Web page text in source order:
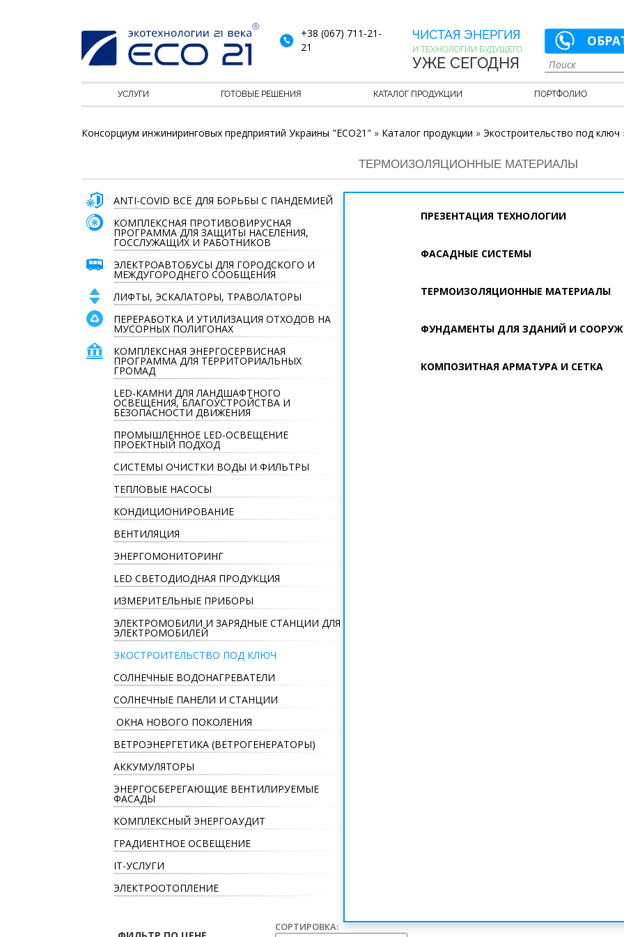
+38 (067) 711-21-
21
ЧИСТАЯ ЭНЕРГИЯ
И ТЕХНОЛОГИИ БУДУЩЕГО
УЖЕ СЕГОДНЯ
УСЛУГИ ГОТОВЫЕ РЕШЕНИЯ КАТАЛОГ ПРОДУКЦИИ ПОРТФОЛИО
Консорциум инжиниринговых предприятий Украины "ECO21" » Каталог продукции » Экостроительство под ключ
ТЕРМОИЗОЛЯЦИОННЫЕ МАТЕРИАЛЫ
ANTI-COVID ВСЁ ДЛЯ БОРЬБЫ С ПАНДЕМИЕЙ
КОМПЛЕКСНАЯ ПРОТИВОВИРУСНАЯ
ПРОГРАММА ДЛЯ ЗАЩИТЫ НАСЕЛЕНИЯ,
ГОССЛУЖАЩИХ И РАБОТНИКОВ
ЭЛЕКТРОАВТОБУСЫ ДЛЯ ГОРОДСКОГО И
МЕЖДУГОРОДНЕГО СООБЩЕНИЯ
ЛИФТЫ, ЭСКАЛАТОРЫ, ТРАВОЛАТОРЫ
ПЕРЕРАБОТКА И УТИЛИЗАЦИЯ ОТХОДОВ НА
МУСОРНЫХ ПОЛИГОНАХ
КОМПЛЕКСНАЯ ЭНЕРГОСЕРВИСНАЯ
ПРОГРАММА ДЛЯ ТЕРРИТОРИАЛЬНЫХ
ГРОМАД
LED-КАМНИ ДЛЯ ЛАНДШАФТНОГО
ОСВЕЩЕНИЯ, БЛАГОУСТРОЙСТВА И
БЕЗОПАСНОСТИ ДВИЖЕНИЯ
ПРОМЫШЛЕННОЕ LED-ОСВЕЩЕНИЕ
ПРОЕКТНЫЙ ПОДХОД
СИСТЕМЫ ОЧИСТКИ ВОДЫ И ФИЛЬТРЫ
ТЕПЛОВЫЕ НАСОСЫ
КОНДИЦИОНИРОВАНИЕ
ВЕНТИЛЯЦИЯ
ЭНЕРГОМОНИТОРИНГ
LED СВЕТОДИОДНАЯ ПРОДУКЦИЯ
ИЗМЕРИТЕЛЬНЫЕ ПРИБОРЫ
ЭЛЕКТРОМОБИЛИ И ЗАРЯДНЫЕ СТАНЦИИ ДЛЯ
ЭЛЕКТРОМОБИЛЕЙ
ЭКОСТРОИТЕЛЬСТВО ПОД КЛЮЧ
ПРЕЗЕНТАЦИЯ ТЕХНОЛОГИИ
ФАСАДНЫЕ СИСТЕМЫ
ТЕРМОИЗОЛЯЦИОННЫЕ МАТЕРИАЛЫ
ФУНДАМЕНТЫ ДЛЯ ЗДАНИЙ И
КОМПОЗИТНАЯ АРМАТУРА И СЕТКА
СОЛНЕЧНЫЕ ВОДОНАГРЕВАТЕЛИ
СОЛНЕЧНЫЕ ПАНЕЛИ И СТАНЦИИ
ОКНА НОВОГО ПОКОЛЕНИЯ
ВЕТРОЭНЕРГЕТИКА (ВЕТРОГЕНЕРАТОРЫ)
АККУМУЛЯТОРЫ
ЭНЕРГОСБЕРЕГАЮЩИЕ ВЕНТИЛИРУЕМЫЕ
ФАСАДЫ
КОМПЛЕКСНЫЙ ЭНЕРГОАУДИТ
ГРАДИЕНТНОЕ ОСВЕЩЕНИЕ
IT-УСЛУГИ
ЭЛЕКТРООТОПЛЕНИЕ
СОРТИРОВКА: